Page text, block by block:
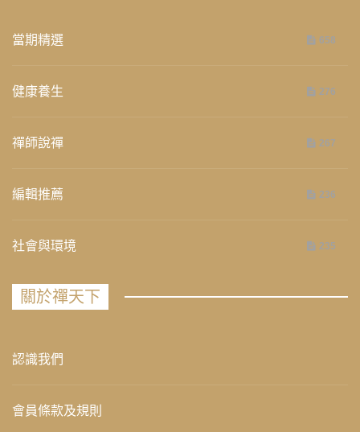
當期精選 658
健康養生 276
禪師說禪 267
編輯推薦 236
社會與環境 235
關於禪天下
認識我們
會員條款及規則